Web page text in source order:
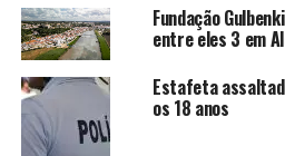
Fundação
entre eles 3 em
Estafeta
os 18 anos